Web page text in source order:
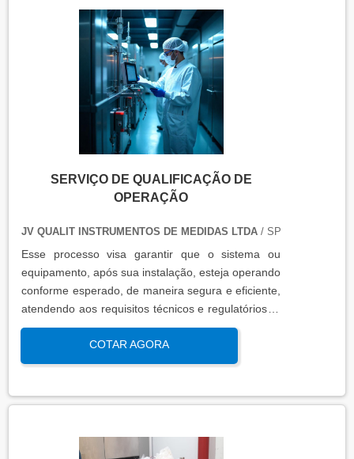
SERVIÇO DE QUALIFICAÇÃO DE
OPERAÇÃO
JV QUALIT INSTRUMENTOS DE MEDIDAS LTDA/ SP
Esse processo visa garantir que o sistema ou
equipamento, após sua instalação, esteja operando
conforme esperado, de maneira segura e eficiente,
atendendo aos requisitos técnicos e regulatórios. A
qualificação de operação é focada em verificar se o
sistema ou equipamento funciona dentro dos
parâmetros esperados em condições reais de
qualidade, produtividade e segurança no ambiente
COTAR AGORA